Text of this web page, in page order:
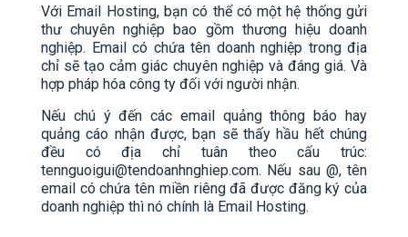
Với Email Hosting, bạn có thể có một hệ thống gửi
thư chuyên nghiệp bao gồm thương hiệu doanh
nghiệp. Email có chứa tên doanh nghiệp trong địa
chỉ sẽ tạo cảm giác chuyên nghiệp và đáng giá. Và
hợp pháp hóa công ty đối với người nhận.
Nếu chú ý đến các email quảng thông báo hay
quảng cáo nhận được, bạn sẽ thấy hầu hết chúng
đều có địa chỉ tuân theo cấu trúc:
tennguoigui@tendoanhnghiep.com. Nếu sau @, tên
email có chứa tên miền riêng đã được đăng ký của
doanh nghiệp thì nó chính là Email Hosting.